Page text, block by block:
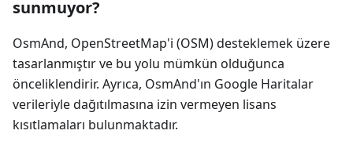
sunmuyor?
OsmAnd, OpenStreetMap'i (OSM) desteklemek üzere
tasarlanmıştır ve bu yolu mümkün olduğunca
önceliklendirir. Ayrıca, OsmAnd'ın Google Haritalar
verileriyle dağıtılmasına izin vermeyen lisans
kısıtlamaları bulunmaktadır.